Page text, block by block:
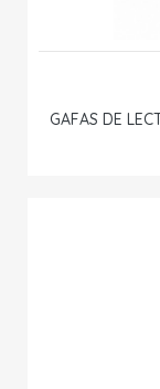
GAFAS DE